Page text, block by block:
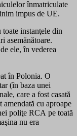
înmatriculate
impus de UE.
instanţele din
asemănătoare.
ele, în vederea
în Polonia. O
(în baza unei
care a fost casată
cu aproape
poliţe RCA pe toată
nu era